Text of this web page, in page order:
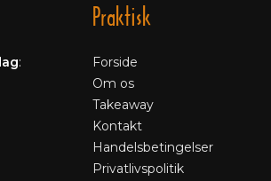
:
Praktisk
Forside
Om os
Takeaway
Kontakt
Handelsbetingelser
Privatlivspolitik